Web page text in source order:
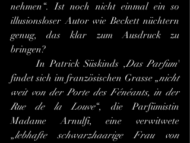
nehmen“. Ist noch nicht einmal ein so
illusionsloser Autor wie Beckett nüchtern
genug, das klar zum Ausdruck zu
bringen?
	In Patrick Süskinds ,
Das Parfum'
findet sich im französischen Grasse „nicht
weit von der Porte des Fénéants, in der
Rue de la Louve“, die Parfümistin
Madame Arnulfi, eine verwitwete
„lebhafte schwarzhaarige Frau von